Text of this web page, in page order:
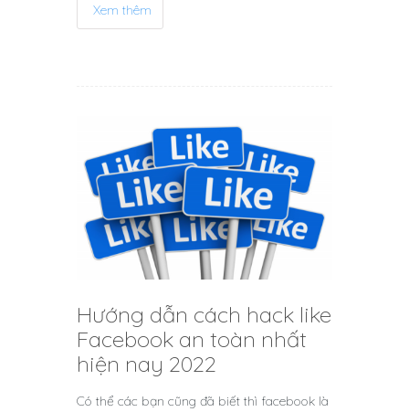
Xem thêm
Hướng dẫn cách hack like
Facebook an toàn nhất
hiện nay 2022
Có thể các bạn cũng đã biết thì facebook là